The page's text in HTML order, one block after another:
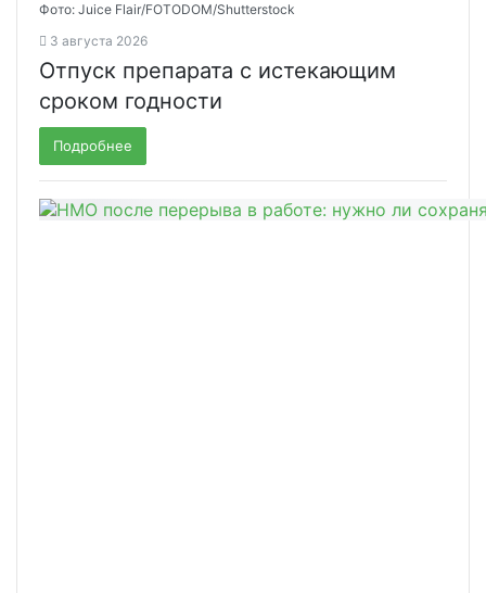
Фото: Juice Flair/FOTODOM/Shutterstoсk
3 августа 2026
Отпуск препарата с истекающим
сроком годности
Подробнее